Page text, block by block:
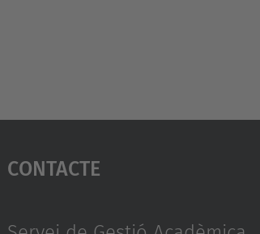
Contacte